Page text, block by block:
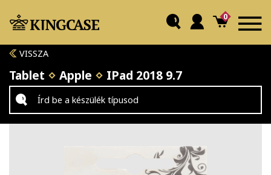
0
VISSZA
Tablet Apple IPad 2018 9.7